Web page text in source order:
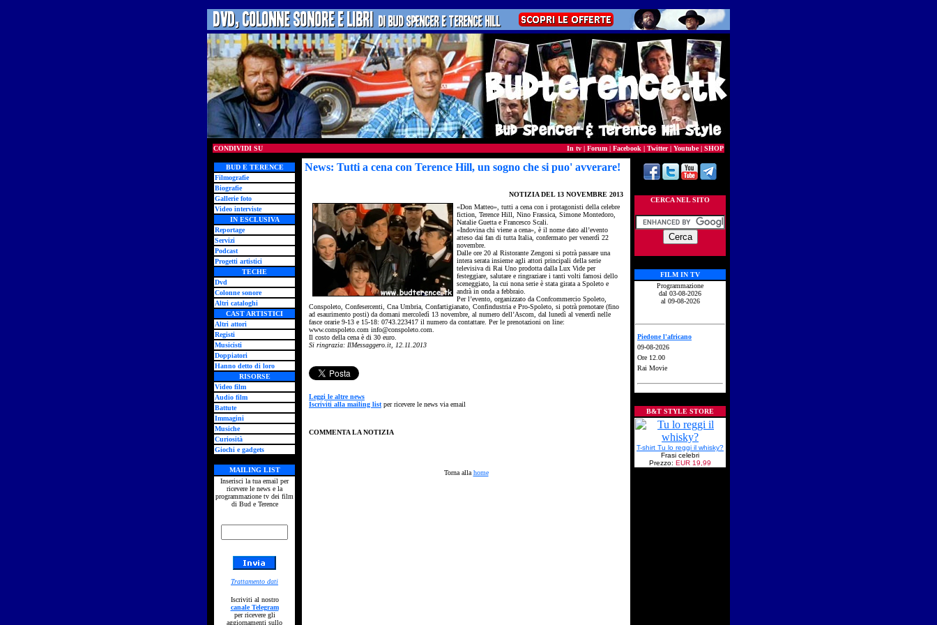
CONDIVIDI SU In tv | Forum | Facebook | Twitter| Youtube| SHOP
BUD E TERENCE
Filmografie
Biografie
Gallerie foto
Video interviste
IN ESCLUSIVA
Reportage
Servizi
Podcast
Progetti artistici
TECHE
Dvd
Colonne sonore
Altri cataloghi
CAST ARTISTICI
Altri attori
Registi
Musicisti
Doppiatori
Hanno detto di loro
RISORSE
Video film
Audio film
Battute
Immagini
Musiche
Curiosità
Giochi e gadgets
MAILING LIST
Inserisci la tua email per
ricevere le news e la
programmazione tv dei film
di Bud e Terence
Trattamento dati
Iscriviti al nostro
canale Telegram
per ricevere gli
aggiornamenti sullo
News: Tutti a cena con Terence Hill, un sogno che si puo' avverare!
NOTIZIA DEL 13 NOVEMBRE 2013
«Don Matteo», tutti a cena con i protagonisti della celebre
fiction, Terence Hill, Nino Frassica, Simone Montedoro,
Natalie Guetta e Francesco Scali.
«Indovina chi viene a cena», è il nome dato all’evento
atteso dai fan di tutta Italia, confermato per venerdì 22
novembre.
Dalle ore 20 al Ristorante Zengoni si potrà passare una
intera serata insieme agli attori principali della serie
televisiva di Rai Uno prodotta dalla Lux Vide per
festeggiare, salutare e ringraziare i tanti volti famosi dello
sceneggiato, la cui nona serie è stata girata a Spoleto e
andrà in onda a febbraio.
Per l’evento, organizzato da Confcommercio Spoleto,
Conspoleto, Confesercenti, Cna Umbria, Confartigianato, Confindustria e Pro-Spoleto, si potrà prenotare (fino
ad esaurimento posti) da domani mercoledì 13 novembre, al numero dell’Ascom, dal lunedì al venerdì nelle
fasce orarie 9-13 e 15-18: 0743.223417 il numero da contattare. Per le prenotazioni on line:
www.conspoleto.com info@conspoleto.com.
Il costo della cena è di 30 euro.
Si ringrazia: IlMessaggero.it, 12.11.2013
Leggi le altre news
Iscriviti alla mailing list per ricevere le news via email
COMMENTA LA NOTIZIA
Torna alla home
CERCA NEL SITO
FILM IN TV
Programmazione
dal 03-08-2026
al 09-08-2026
Piedone l'africano
09-08-2026
Ore 12.00
Rai Movie
B&T STYLE STORE
T-shirt Tu lo reggi il whisky?
Frasi celebri
Prezzo: EUR 19,99